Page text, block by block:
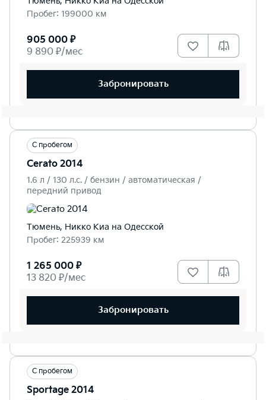
Пробег: 199000 км
905 000 ₽
9 890 ₽/мес
Забронировать
С пробегом
Cerato 2014
1.6 л / 130 л.c. / бензин / автоматическая /
передний привод
Тюмень, Никко Kиа на Одесской
Пробег: 225939 км
1 265 000 ₽
13 820 ₽/мес
Забронировать
С пробегом
Sportage 2014